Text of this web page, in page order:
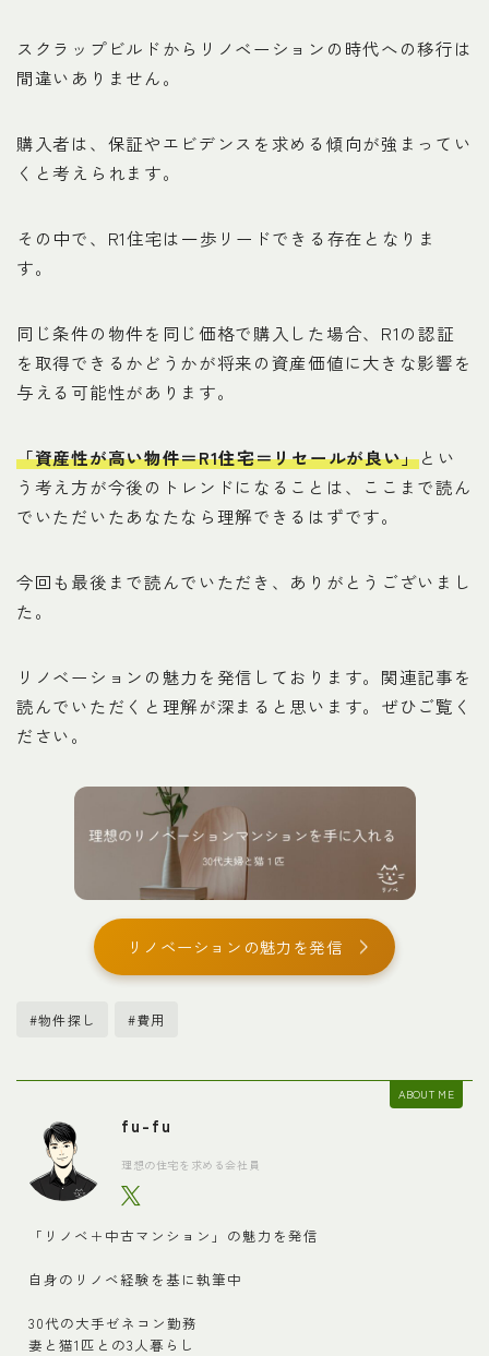
スクラップビルドからリノベーションの時代への移行は
間違いありません。
購入者は、保証やエビデンスを求める傾向が強まってい
くと考えられます。
その中で、R1住宅は一歩リードできる存在となりま
す。
同じ条件の物件を同じ価格で購入した場合、R1の認証
を取得できるかどうかが将来の資産価値に大きな影響を
与える可能性があります。
「資産性が高い物件＝R1住宅＝リセールが良い」とい
う考え方が今後のトレンドになることは、ここまで読ん
でいただいたあなたなら理解できるはずです。
今回も最後まで読んでいただき、ありがとうございまし
た。
リノベーションの魅力を発信しております。関連記事を
読んでいただくと理解が深まると思います。ぜひご覧く
ださい。
リノベーションの魅力を発信
#物件探し #費用
ABOUT ME
fu-fu
理想の住宅を求める会社員
「リノベ＋中古マンション」の魅力を発信
自身のリノベ経験を基に執筆中
30代の大手ゼネコン勤務
妻と猫1匹との3人暮らし